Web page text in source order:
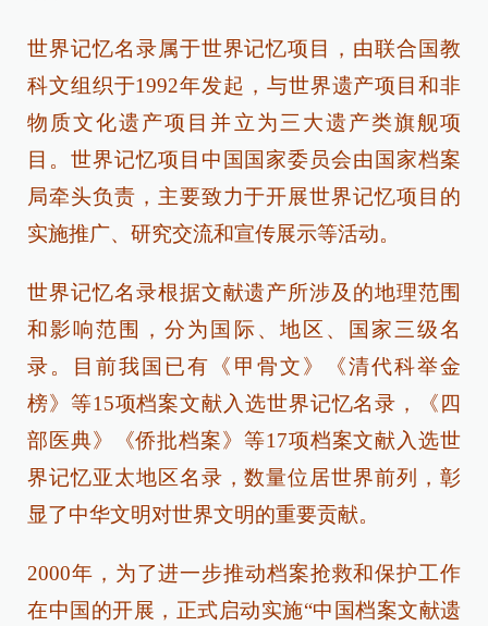
世界记忆名录属于世界记忆项目，由联合国教
科文组织于1992年发起，与世界遗产项目和非
物质文化遗产项目并立为三大遗产类旗舰项
目。世界记忆项目中国国家委员会由国家档案
局牵头负责，主要致力于开展世界记忆项目的
实施推广、研究交流和宣传展示等活动。
世界记忆名录根据文献遗产所涉及的地理范围
和影响范围，分为国际、地区、国家三级名
录。目前我国已有《甲骨文》《清代科举金
榜》等15项档案文献入选世界记忆名录，《四
部医典》《侨批档案》等17项档案文献入选世
界记忆亚太地区名录，数量位居世界前列，彰
显了中华文明对世界文明的重要贡献。
2000年，为了进一步推动档案抢救和保护工作
在中国的开展，正式启动实施“中国档案文献遗